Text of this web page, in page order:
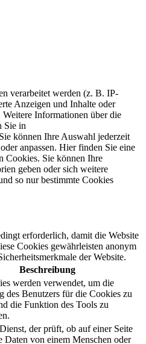
verarbeitet werden (z. B. IP-
Anzeigen und Inhalte oder
Weitere Informationen über die
Sie in
Sie können Ihre Auswahl jederzeit
anpassen. Hier finden Sie eine
Cookies. Sie können Ihre
geben oder sich weitere
so nur bestimmte Cookies
erforderlich, damit die Website
Cookies gewährleisten anonym
der Website.
Beschreibung
werden verwendet, um die
des Benutzers für die Cookies zu
die Funktion des Tools zu
der prüft, ob auf einer Seite
Daten von einem Menschen oder